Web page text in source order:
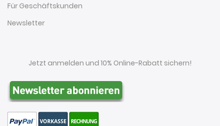
Für Geschäftskunden
Newsletter
Jetzt anmelden und 10% Online-Rabatt sichern!